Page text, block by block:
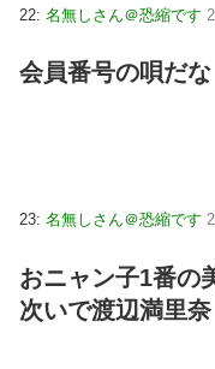
22: 名無しさん＠恐縮です
会員番号の唄だな
23: 名無しさん＠恐縮です
おニャン子1番の
次いで渡辺満里奈